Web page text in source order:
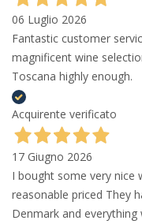
06 Luglio 2026
Fantastic customer
magnificent wine
Toscana highly enough.
Acquirente verificato
17 Giugno 2026
I bought some very nice
reasonable priced They
Denmark and